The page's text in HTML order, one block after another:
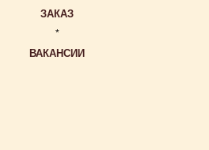
ЗАКАЗ
*
ВАКАНСИИ